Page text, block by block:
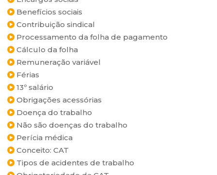
Benefícios sociais
Contribuição sindical
Processamento da folha de pagamento
Cálculo da folha
Remuneração variável
Férias
13º salário
Obrigações acessórias
Doença do trabalho
Não são doenças do trabalho
Perícia médica
Conceito: CAT
Tipos de acidentes de trabalho